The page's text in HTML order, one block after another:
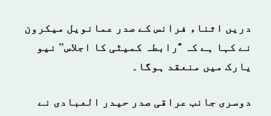
دریں اثناء فرانس کے صدر عمانویل میکرون
نے کہا ہے کہ "رابطہ کمیٹی کا اجلاس” نیو
یارک میں منعقد ہوگا۔
دوسری جانب عراقی صدر حیدر العبادی نے